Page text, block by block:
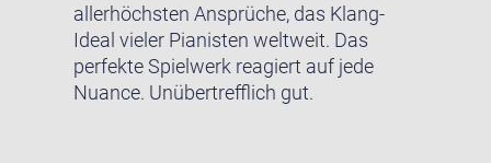
allerhöchsten Ansprüche, das Klang-
Ideal vieler Pianisten weltweit. Das
perfekte Spielwerk reagiert auf jede
Nuance. Unübertrefflich gut.